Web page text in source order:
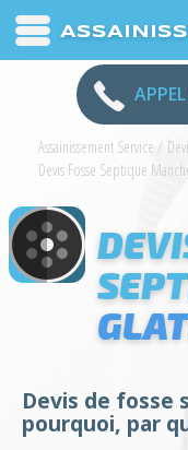
Assainissement Service /
Devis Fosse Septique
Devis de fosse
pourquoi, par